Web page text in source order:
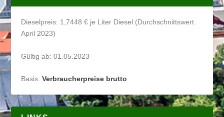
Dieselpreis: 1,7448 € je Liter Diesel (Durchschnittswert
April 2023)
Gültig ab: 01.05.2023
Basis:Verbraucherpreise brutto